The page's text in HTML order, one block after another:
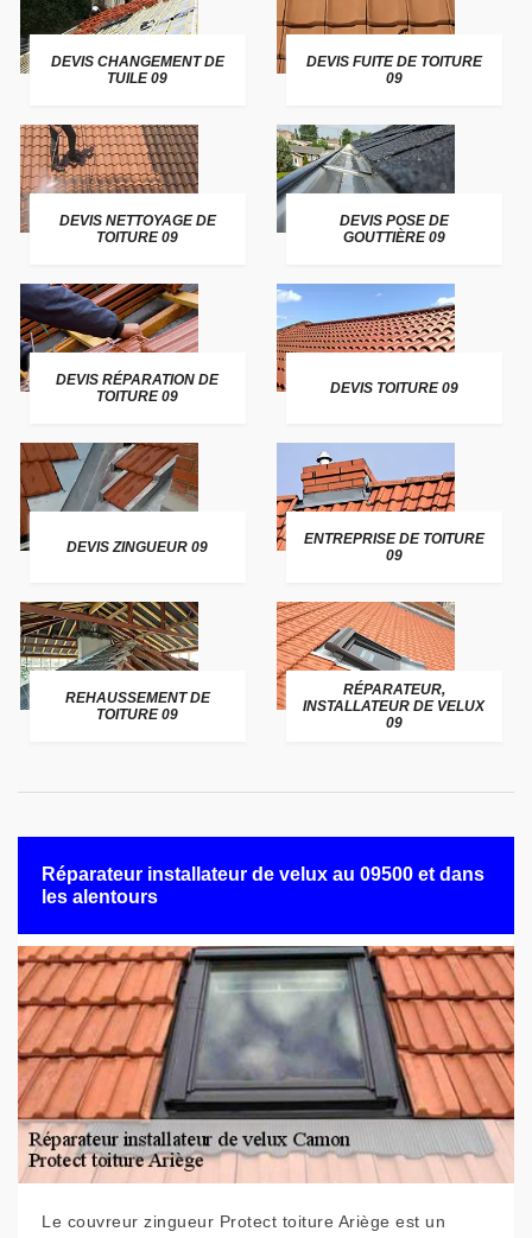
DEVIS CHANGEMENT DE
TUILE 09
DEVIS FUITE DE TOITURE
09
DEVIS NETTOYAGE DE
TOITURE 09
DEVIS POSE DE
GOUTTIÈRE 09
DEVIS RÉPARATION DE
TOITURE 09
DEVIS TOITURE 09
DEVIS ZINGUEUR 09
ENTREPRISE DE TOITURE
09
REHAUSSEMENT DE
TOITURE 09
RÉPARATEUR,
INSTALLATEUR DE VELUX
09
Réparateur installateur de velux au 09500 et dans
les alentours
Le couvreur zingueur Protect toiture Ariège est un